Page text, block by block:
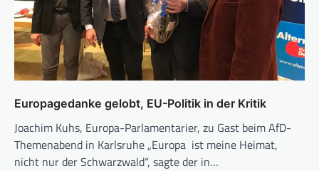
Europagedanke gelobt, EU-Politik in der Kritik
Joachim Kuhs, Europa-Parlamentarier, zu Gast beim AfD-
Themenabend in Karlsruhe „Europa ist meine Heimat,
nicht nur der Schwarzwald“, sagte der in…